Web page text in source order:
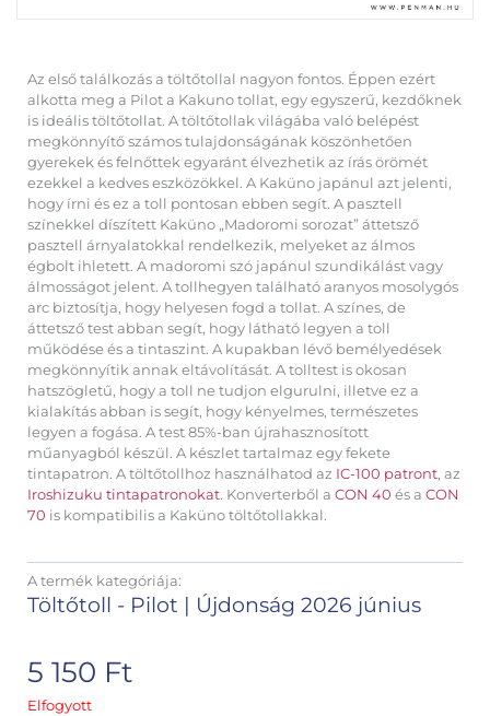
Az első találkozás a töltőtollal nagyon fontos. Éppen ezért
alkotta meg a Pilot a Kakuno tollat, egy egyszerű, kezdőknek
is ideális töltőtollat. A töltőtollak világába való belépést
megkönnyítő számos tulajdonságának köszönhetően
gyerekek és felnőttek egyaránt élvezhetik az írás örömét
ezekkel a kedves eszközökkel. A Kaküno japánul azt jelenti,
hogy írni és ez a toll pontosan ebben segít. A pasztell
színekkel díszített Kaküno „Madoromi sorozat” áttetsző
pasztell árnyalatokkal rendelkezik, melyeket az álmos
égbolt ihletett. A madoromi szó japánul szundikálást vagy
álmosságot jelent. A tollhegyen található aranyos mosolygós
arc biztosítja, hogy helyesen fogd a tollat. A színes, de
áttetsző test abban segít, hogy látható legyen a toll
működése és a tintaszint. A kupakban lévő bemélyedések
megkönnyítik annak eltávolítását. A tolltest is okosan
hatszögletű, hogy a toll ne tudjon elgurulni, illetve ez a
kialakítás abban is segít, hogy kényelmes, természetes
legyen a fogása. A test 85%-ban újrahasznosított
műanyagból készül. A készlet tartalmaz egy fekete
tintapatron. A töltőtollhoz használhatod az IC-100 patront, az
Iroshizuku tintapatronokat. Konverterből a CON 40 és a CON
70 is kompatibilis a Kaküno töltőtollakkal.
A termék kategóriája:
Töltőtoll - Pilot | Újdonság 2026 június
5 150 Ft
Elfogyott